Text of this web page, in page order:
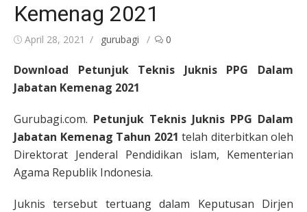
Kemenag 2021
Posted
April 28, 2021 Author
gurubagi 0
Download Petunjuk Teknis Juknis PPG Dalam
Jabatan Kemenag 2021
Gurubagi.com. Petunjuk Teknis Juknis PPG Dalam
Jabatan Kemenag Tahun 2021 telah diterbitkan oleh
Direktorat Jenderal Pendidikan islam, Kementerian
Agama Republik Indonesia.
Juknis tersebut tertuang dalam Keputusan Dirjen